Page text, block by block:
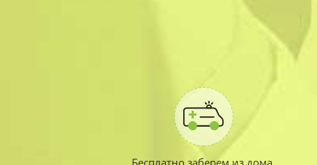
Бесплатно заберем из дома,